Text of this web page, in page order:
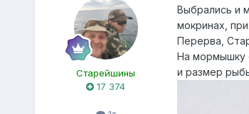
Старейшины
17 374
Выбрались и
мокринах,
Перерва,
На мормышку
и размер